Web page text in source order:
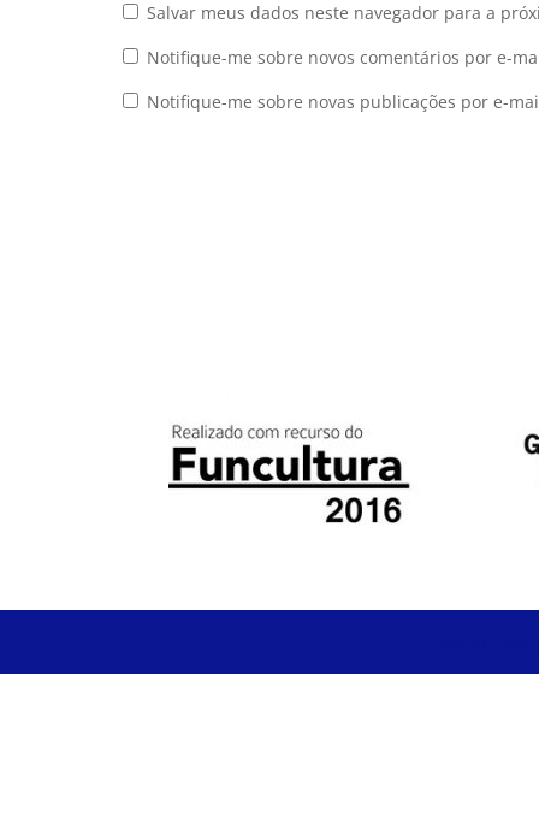
Salvar meus dados neste navegador para a
Notifique-me sobre novos comentários por e-
Notifique-me sobre novas publicações por e-